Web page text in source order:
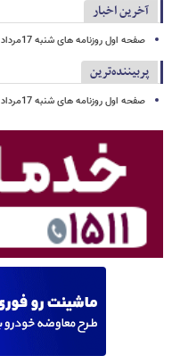
آخرین اخبار
صفحه اول روزنامه های شنبه 17مرداد 1405
پربیننده‌ترین
صفحه اول روزنامه های شنبه 17مرداد 1405